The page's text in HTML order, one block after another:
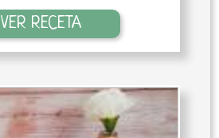
VER RECETA